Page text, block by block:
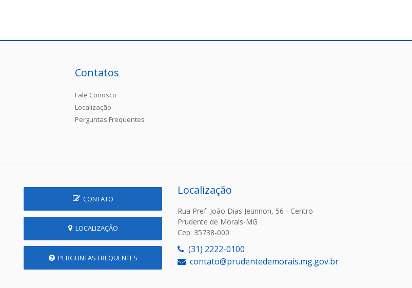
Contatos
Fale Conosco
Localização
Perguntas Frequentes
CONTATO
LOCALIZAÇÃO
PERGUNTAS FREQUENTES
Localização
Rua Pref. João Dias Jeunnon, 56 - Centro
Prudente de Morais-MG
Cep: 35738-000
(31) 2222-0100
contato@prudentedemorais.mg.gov.br